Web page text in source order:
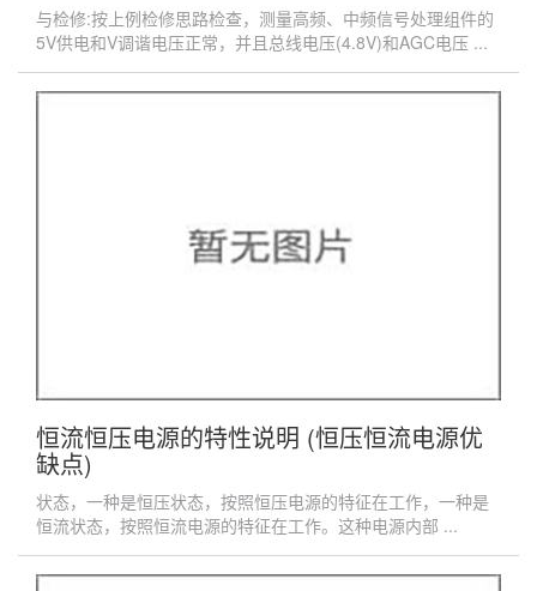
与检修:按上例检修思路检查，测量高频、中频信号处理组件的
5V供电和V调谐电压正常，并且总线电压(4.8V)和AGC电压 ...
恒流恒压电源的特性说明 (恒压恒流电源优
缺点)
状态，一种是恒压状态，按照恒压电源的特征在工作，一种是
恒流状态，按照恒流电源的特征在工作。这种电源内部 ...